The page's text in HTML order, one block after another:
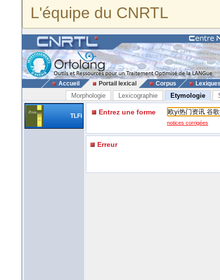
L'équipe du CNRTL
Accueil Portail lexical Corpus
Morphologie Lexicographie Etymologie
TLFi Entrez une forme
notices corrigées
Erreur